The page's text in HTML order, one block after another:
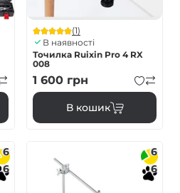
(1)
В наявності
Точилка Ruixin Pro 4 RX
008
1 600 грн
В кошик
6
6
6
6